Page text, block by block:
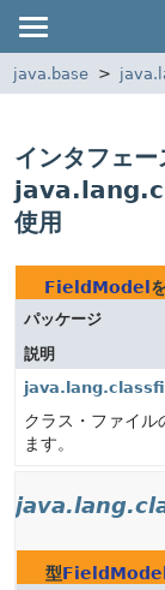
java.base
インタフェー
使用
FieldModel
パッケージ
説明
クラス・ファイル
ます。
型FieldModel